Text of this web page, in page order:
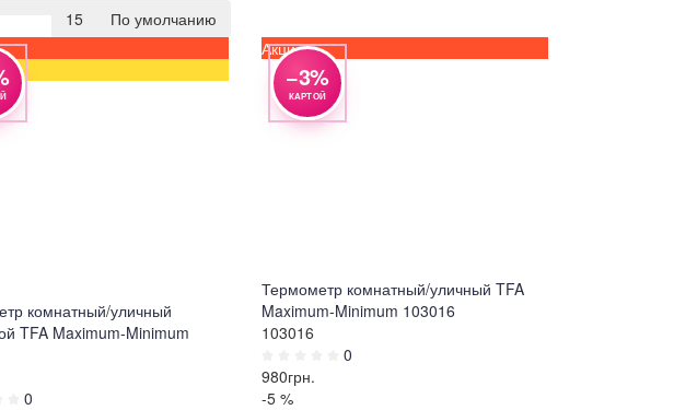
15
По умолчанию
комнатный/уличный
TFA Maximum-Minimum
0
Акция
−3%
КАРТОЙ
Термометр комнатный/уличный TFA
Maximum-Minimum 103016
103016
0
980грн.
-5 %
Просмотр